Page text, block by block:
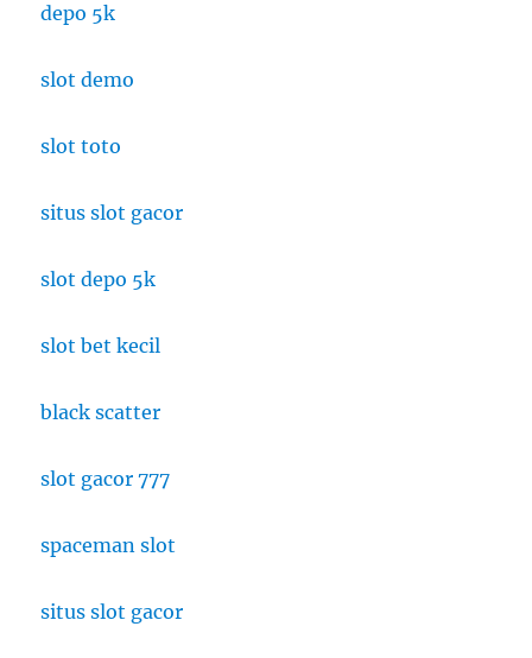
depo 5k
slot demo
slot toto
situs slot gacor
slot depo 5k
slot bet kecil
black scatter
slot gacor 777
spaceman slot
situs slot gacor